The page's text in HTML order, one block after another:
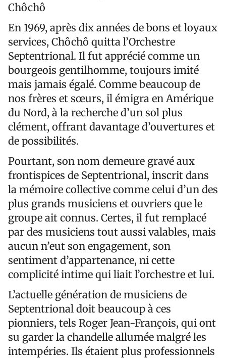
Chôchô
En 1969, après dix années de bons et loyaux
services, Chôchô quitta l’Orchestre
Septentrional. Il fut apprécié comme un
bourgeois gentilhomme, toujours imité
mais jamais égalé. Comme beaucoup de
nos frères et sœurs, il émigra en Amérique
du Nord, à la recherche d’un sol plus
clément, offrant davantage d’ouvertures et
de possibilités.
Pourtant, son nom demeure gravé aux
frontispices de Septentrional, inscrit dans
la mémoire collective comme celui d’un des
plus grands musiciens et ouvriers que le
groupe ait connus. Certes, il fut remplacé
par des musiciens tout aussi valables, mais
aucun n’eut son engagement, son
sentiment d’appartenance, ni cette
complicité intime qui liait l’orchestre et lui.
L’actuelle génération de musiciens de
Septentrional doit beaucoup à ces
pionniers, tels Roger Jean-François, qui ont
su garder la chandelle allumée malgré les
intempéries. Ils étaient plus professionnels